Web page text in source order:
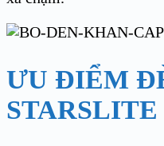
ƯU ĐIỂM
STARSLITE